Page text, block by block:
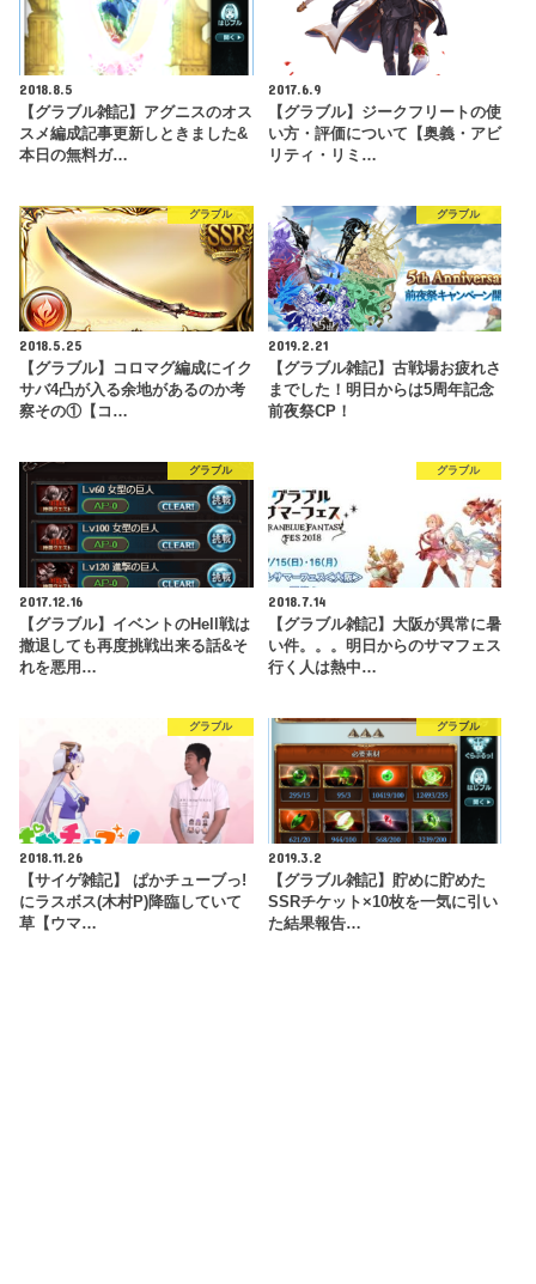
2018.8.5
【グラブル雑記】アグニスのオス
スメ編成記事更新しときました&
本日の無料ガ…
2017.6.9
【グラブル】ジークフリートの使
い方・評価について【奥義・アビ
リティ・リミ…
グラブル
2018.5.25
【グラブル】コロマグ編成にイク
サバ4凸が入る余地があるのか考
察その①【コ…
グラブル
2019.2.21
【グラブル雑記】古戦場お疲れさ
までした！明日からは5周年記念
前夜祭CP！
グラブル
2017.12.16
【グラブル】イベントのHell戦は
撤退しても再度挑戦出来る話&そ
れを悪用…
グラブル
2018.7.14
【グラブル雑記】大阪が異常に暑
い件。。。明日からのサマフェス
行く人は熱中…
グラブル
2018.11.26
【サイゲ雑記】 ぱかチューブっ!
にラスボス(木村P)降臨していて
草【ウマ…
グラブル
2019.3.2
【グラブル雑記】貯めに貯めた
SSRチケット×10枚を一気に引い
た結果報告…